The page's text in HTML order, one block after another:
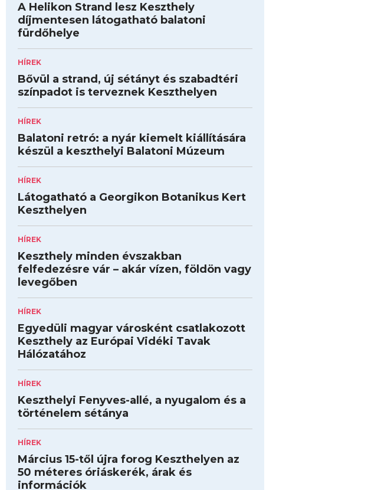
A Helikon Strand lesz Keszthely
díjmentesen látogatható balatoni
fürdőhelye
HÍREK
Bővül a strand, új sétányt és szabadtéri
színpadot is terveznek Keszthelyen
HÍREK
Balatoni retró: a nyár kiemelt kiállítására
készül a keszthelyi Balatoni Múzeum
HÍREK
Látogatható a Georgikon Botanikus Kert
Keszthelyen
HÍREK
Keszthely minden évszakban
felfedezésre vár – akár vízen, földön vagy
levegőben
HÍREK
Egyedüli magyar városként csatlakozott
Keszthely az Európai Vidéki Tavak
Hálózatához
HÍREK
Keszthelyi Fenyves-allé, a nyugalom és a
történelem sétánya
HÍREK
Március 15-től újra forog Keszthelyen az
50 méteres óriáskerék, árak és
információk